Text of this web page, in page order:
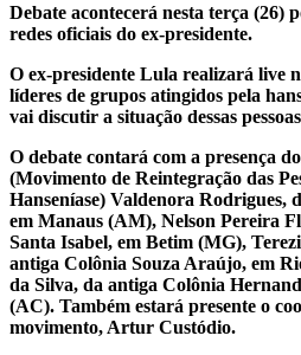
Debate acontecerá nesta terça (26)
redes oficiais do ex-presidente.
O ex-presidente Lula realizará live
líderes de grupos atingidos pela
vai discutir a situação dessas
O debate contará com a presença
(Movimento de Reintegração das
Hanseníase) Valdenora Rodrigues,
em Manaus (AM), Nelson Pereira
Santa Isabel, em Betim (MG),
antiga Colônia Souza Araújo, em
da Silva, da antiga Colônia
(AC). Também estará presente o
movimento, Artur Custódio.